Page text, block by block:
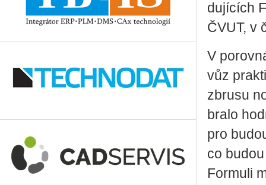
du­jí­cích
ČVUT, v
V
vůz
zbru­su
bra­lo
pro
co
For­mu­li